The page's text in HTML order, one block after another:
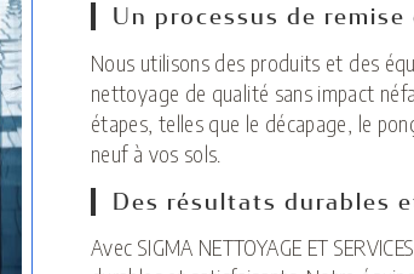
Un processus de
Nous utilisons des produits et des
nettoyage de qualité sans impact
étapes, telles que le décapage, le
neuf à vos sols.
Des résultats durables
Avec SIGMA NETTOYAGE ET